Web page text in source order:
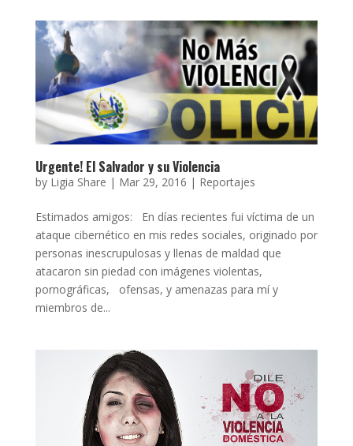
Urgente! El Salvador y su Violencia
by Ligia Share | Mar 29, 2016 | Reportajes
Estimados amigos: En días recientes fui víctima de un
ataque cibernético en mis redes sociales, originado por
personas inescrupulosas y llenas de maldad que
atacaron sin piedad con imágenes violentas,
pornográficas, ofensas, y amenazas para mí y
miembros de...